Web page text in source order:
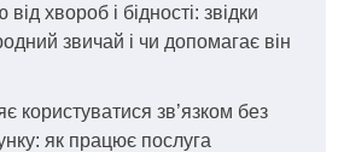
хвороб і бідності: звідки
звичай і чи допомагає він
користуватися зв’язком без
як працює послуга